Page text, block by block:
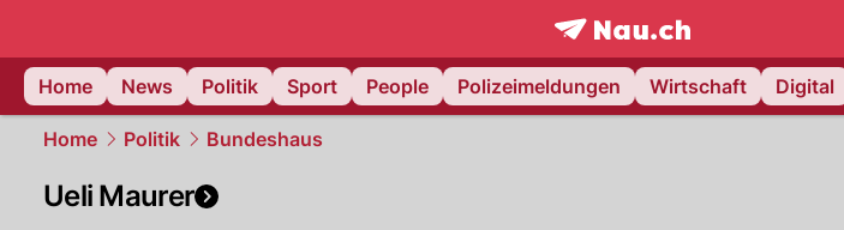
frontpage.NAU.ch
Home
News Politik Sport People Polizeimeldungen Wirtschaft Digital
Home Politik Bundeshaus
Ueli Maurer